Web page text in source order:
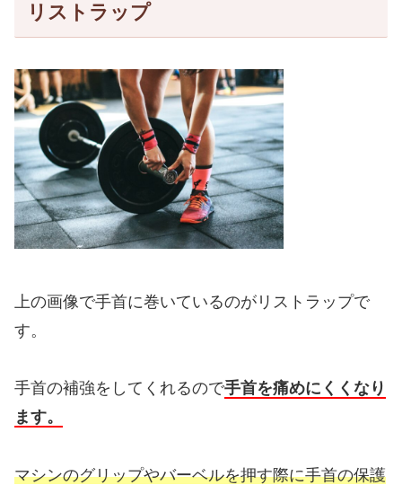
リストラップ
上の画像で手首に巻いているのがリストラップで
す。
手首の補強をしてくれるので手首を痛めにくくなり
ます。
マシンのグリップやバーベルを押す際に手首の保護